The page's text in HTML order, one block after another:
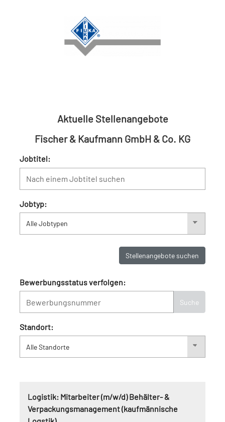
Aktuelle Stellenangebote
Fischer & Kaufmann GmbH & Co. KG
Jobtitel:
Jobtyp:
Stellenangebote suchen
Bewerbungsstatus verfolgen:
Suche
Standort:
Logistik: Mitarbeiter (m/w/d) Behälter- &
Verpackungsmanagement (kaufmännische